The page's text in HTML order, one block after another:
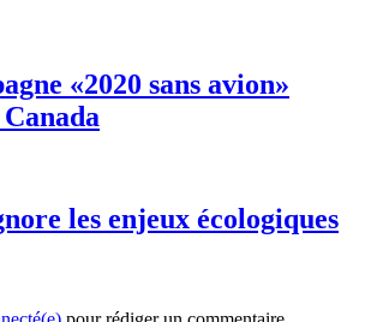
«2020 sans avion»
les enjeux écologiques